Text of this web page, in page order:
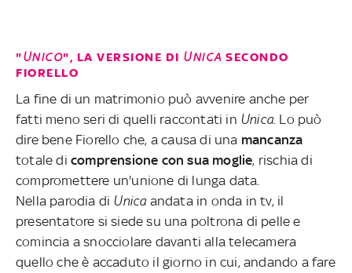
"UNICO", LA VERSIONE DI UNICA SECONDO
FIORELLO
La fine di un matrimonio può avvenire anche per
fatti meno seri di quelli raccontati in Unica. Lo può
dire bene Fiorello che, a causa di una mancanza
totale di comprensione con sua moglie, rischia di
compromettere un'unione di lunga data.
Nella parodia di Unicaandata in onda in tv, il
presentatore si siede su una poltrona di pelle e
comincia a snocciolare davanti alla telecamera
quello che è accaduto il giorno in cui, andando a fare